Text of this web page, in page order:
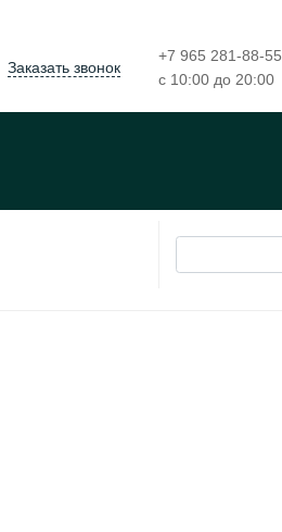
Заказать звонок
+7 965 281-88-55
с 10:00 до 20:00